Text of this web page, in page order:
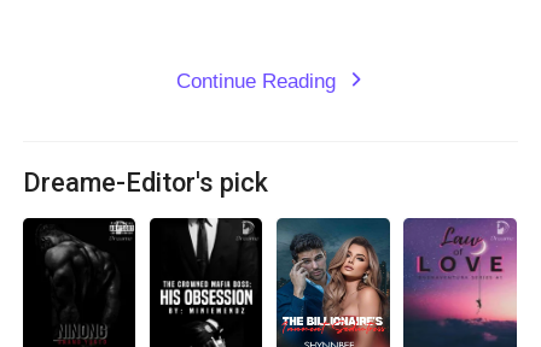
Continue Reading expand_more
Dreame-Editor's pick